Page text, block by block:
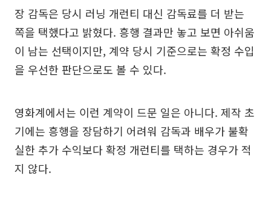
장 감독은 당시 러닝 개런티 대신 감독료를 더 받는
쪽을 택했다고 밝혔다. 흥행 결과만 놓고 보면 아쉬움
이 남는 선택이지만, 계약 당시 기준으로는 확정 수입
을 우선한 판단으로도 볼 수 있다.
영화계에서는 이런 계약이 드문 일은 아니다. 제작 초
기에는 흥행을 장담하기 어려워 감독과 배우가 불확
실한 추가 수익보다 확정 개런티를 택하는 경우가 적
지 않다.